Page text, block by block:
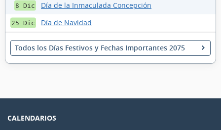
8 Dic Día de la Inmaculada Concepción
25 Dic Día de Navidad
Todos los Días Festivos y Fechas Importantes 2075
CALENDARIOS